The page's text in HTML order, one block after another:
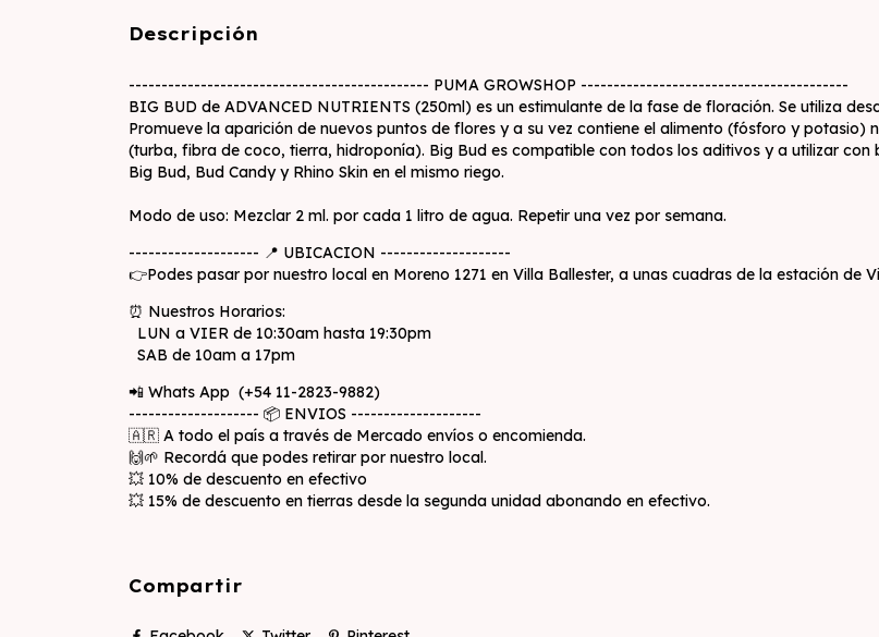
Descripción
---------------------------------------------- PUMA GROWSHOP -----------------------------------------
BIG BUD de ADVANCED NUTRIENTS (250ml) es un estimulante de la fase de floración. Se utiliza
Promueve la aparición de nuevos puntos de flores y a su vez contiene el alimento (fósforo y
(turba, fibra de coco, tierra, hidroponía). Big Bud es compatible con todos los aditivos y a utilizar
Big Bud, Bud Candy y Rhino Skin en el mismo riego.
Modo de uso: Mezclar 2 ml. por cada 1 litro de agua. Repetir una vez por semana.
-------------------- 📍 UBICACION --------------------
👉Podes pasar por nuestro local en Moreno 1271 en Villa Ballester, a unas cuadras de la estación de
⏰ Nuestros Horarios:
LUN a VIER de 10:30am hasta 19:30pm
SAB de 10am a 17pm
📲 Whats App (+54 11-2823-9882)
-------------------- 📦 ENVIOS --------------------
🇦🇷 A todo el país a través de Mercado envíos o encomienda.
🙌🌱 Recordá que podes retirar por nuestro local.
💥 10% de descuento en efectivo
💥 15% de descuento en tierras desde la segunda unidad abonando en efectivo.
Compartir